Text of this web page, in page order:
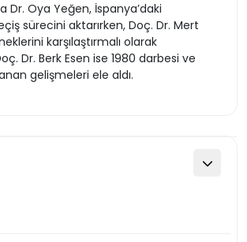
Dr. Oya Yeğen, İspanya’daki
sürecini aktarırken, Doç. Dr. Mert
karşılaştırmalı olarak
Dr. Berk Esen ise 1980 darbesi ve
gelişmeleri ele aldı.